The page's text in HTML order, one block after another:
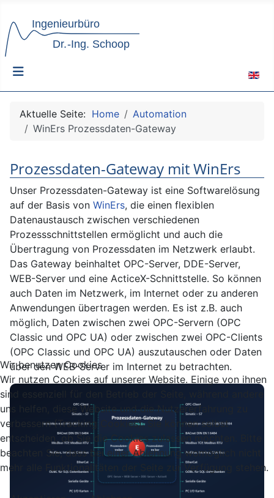
Aktuelle Seite: Home
Automation
WinErs Prozessdaten-Gateway
Prozessdaten-Gateway mit WinErs
Unser Prozessdaten-Gateway ist eine Softwarelösung
auf der Basis von WinErs, die einen flexiblen
Datenaustausch zwischen verschiedenen
Prozessschnittstellen ermöglicht und auch die
Übertragung von Prozessdaten im Netzwerk erlaubt.
Das Gateway beinhaltet OPC-Server, DDE-Server,
WEB-Server und eine ActiceX-Schnittstelle. So können
auch Daten im Netzwerk, im Internet oder zu anderen
Anwendungen übertragen werden. Es ist z.B. auch
möglich, Daten zwischen zwei OPC-Servern (OPC
Classic und OPC UA) oder zwischen zwei OPC-Clients
(OPC Classic und OPC UA) auszutauschen oder Daten
über den WEB-Server im Internet zu betrachten.
Wir benutzen Cookies
Wir nutzen Cookies auf unserer Website. Einige von ihnen
sind essenziell für den Betrieb der Seite, während andere
uns helfen, diese Website und die Nutzererfahrung zu
verbessern (Tracking Cookies). Sie können selbst
entscheiden, ob Sie die Cookies zulassen möchten. Bitte
beachten Sie, dass bei einer Ablehnung womöglich nicht
mehr alle Funktionalitäten der Seite zur Verfügung stehen.